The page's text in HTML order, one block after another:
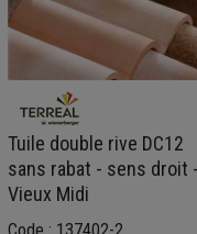
Tuile double rive DC12
sans rabat - sens droit
Vieux Midi